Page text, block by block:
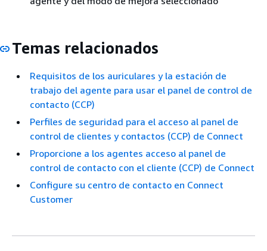
Temas relacionados
Requisitos de los auriculares y la estación de
trabajo del agente para usar el panel de control de
contacto (CCP)
Perfiles de seguridad para el acceso al panel de
control de clientes y contactos (CCP) de Connect
Proporcione a los agentes acceso al panel de
control de contacto con el cliente (CCP) de Connect
Configure su centro de contacto en Connect
Customer